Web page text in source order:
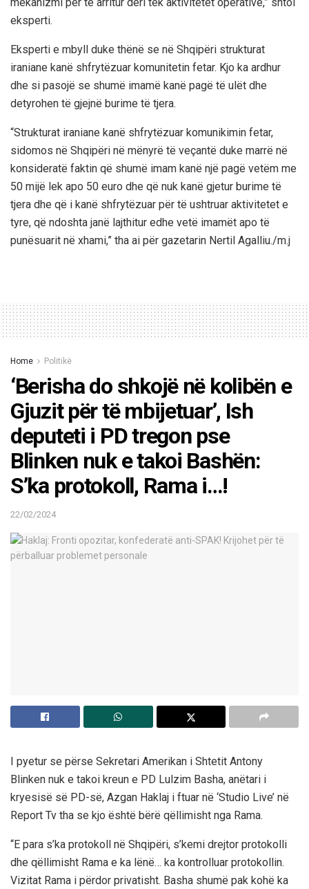
eksperti.
Eksperti e mbyll duke thënë se në Shqipëri strukturat
iraniane kanë shfrytëzuar komunitetin fetar. Kjo ka ardhur
dhe si pasojë se shumë imamë kanë pagë të ulët dhe
detyrohen të gjejnë burime të tjera.
“Strukturat iraniane kanë shfrytëzuar komunikimin fetar,
sidomos në Shqipëri në mënyrë të veçantë duke marrë në
konsideratë faktin që shumë imam kanë një pagë vetëm me
50 mijë lek apo 50 euro dhe që nuk kanë gjetur burime të
tjera dhe që i kanë shfrytëzuar për të ushtruar aktivitetet e
tyre, që ndoshta janë lajthitur edhe vetë imamët apo të
punësuarit në xhami,” tha ai për gazetarin Nertil Agalliu./m.j
Home Politikë
‘Berisha do shkojë në kolibën e
Gjuzit për të mbijetuar’, Ish
deputeti i PD tregon pse
Blinken nuk e takoi Bashën:
S’ka protokoll, Rama i…!
22/02/2024
I pyetur se përse Sekretari Amerikan i Shtetit Antony
Blinken nuk e takoi kreun e PD Lulzim Basha, anëtari i
kryesisë së PD-së, Azgan Haklaj i ftuar në ‘Studio Live’ në
Report Tv tha se kjo është bërë qëllimisht nga Rama.
“E para s’ka protokoll në Shqipëri, s’kemi drejtor protokolli
dhe qëllimisht Rama e ka lënë… ka kontrolluar protokollin.
Vizitat Rama i përdor privatisht. Basha shumë pak kohë ka